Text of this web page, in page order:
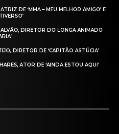
DE ‘MMA – MEU MELHOR AMIGO’ E
DIRETOR DO LONGA ANIMADO
DIRETOR DE ‘CAPITÃO ASTÚCIA’
ATOR DE ‘AINDA ESTOU AQUI’